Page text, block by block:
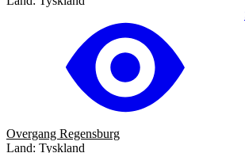
Overgang Regensburg
Land: Tyskland